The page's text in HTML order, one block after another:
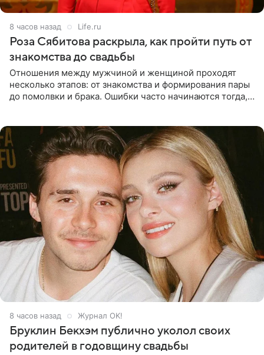
8 часов назад Life.ru
Роза Сябитова раскрыла, как пройти путь от
знакомства до свадьбы
Отношения между мужчиной и женщиной проходят
несколько этапов: от знакомства и формирования пары
до помолвки и брака. Ошибки часто начинаются тогда,
8 часов назад Журнал OK!
Бруклин Бекхэм публично уколол своих
родителей в годовщину свадьбы